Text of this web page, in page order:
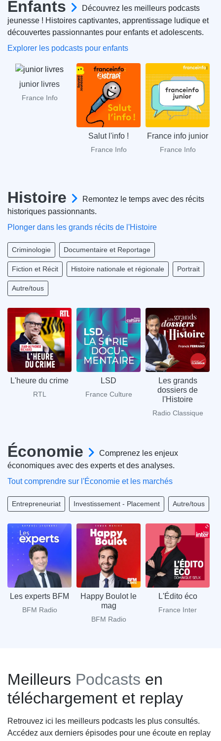
Enfants
Découvrez les meilleurs podcasts
jeunesse ! Histoires captivantes, apprentissage ludique et
découvertes passionnantes pour enfants et adolescents.
Explorer les podcasts pour enfants
junior livres
France Info
Salut l'info !
France Info
France info junior
France Info
Histoire
Remontez le temps avec des récits
historiques passionnants.
Plonger dans les grands récits de l'Histoire
Criminologie Documentaire et Reportage
Fiction et Récit Histoire nationale et régionale Portrait
Autre/tous
L'heure du crime
RTL
LSD
France Culture
Les grands
dossiers de
l'Histoire
Radio Classique
Économie
Comprenez les enjeux
économiques avec des experts et des analyses.
Tout comprendre sur l'Économie et les marchés
Entrepreneuriat Investissement - Placement Autre/tous
Les experts BFM
BFM Radio
Happy Boulot le
mag
BFM Radio
L'Édito éco
France Inter
Meilleurs Podcasts en
téléchargement et replay
Retrouvez ici les meilleurs podcasts les plus consultés.
Accédez aux derniers épisodes pour une écoute en replay